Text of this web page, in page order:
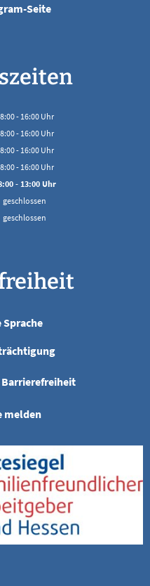
Seite
- 16:00Uhr
Von 08:00 bis 16:00 Uhr
- 16:00Uhr
Von 08:00 bis 16:00 Uhr
- 16:00Uhr
Von 08:00 bis 16:00 Uhr
- 16:00Uhr
Von 08:00 bis 16:00 Uhr
- 13:00Uhr
geschlossen
geschlossen
Sprache
melden